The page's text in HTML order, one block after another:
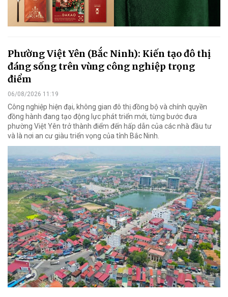
Phường Việt Yên (Bắc Ninh): Kiến tạo đô thị
đáng sống trên vùng công nghiệp trọng
điểm
06/08/2026 11:19
Công nghiệp hiện đại, không gian đô thị đồng bộ và chính quyền
đồng hành đang tạo động lực phát triển mới, từng bước đưa
phường Việt Yên trở thành điểm đến hấp dẫn của các nhà đầu tư
và là nơi an cư giàu triển vọng của tỉnh Bắc Ninh.